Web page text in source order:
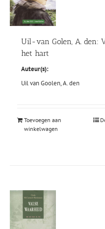
Uil-van Golen, A. den:
het hart
Auteur(s):
Uil van Goolen, A. den
Toevoegen aan
winkelwagen